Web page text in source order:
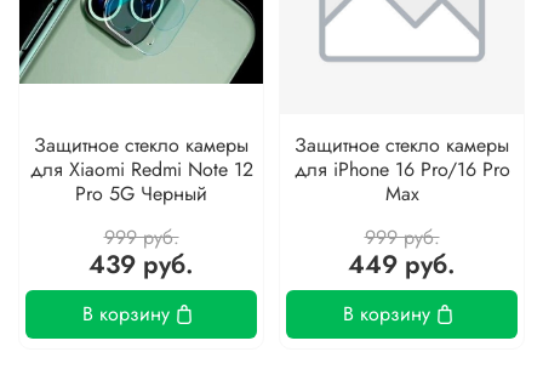
Защитное стекло камеры
для Xiaomi Redmi Note 12
Pro 5G Черный
999 руб.
439 руб.
В корзину
Защитное стекло камеры
для iPhone 16 Pro/16 Pro
Max
999 руб.
449 руб.
В корзину